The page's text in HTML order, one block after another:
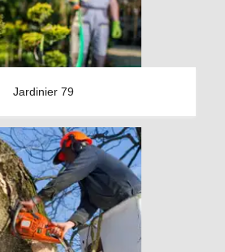
Jardinier 79